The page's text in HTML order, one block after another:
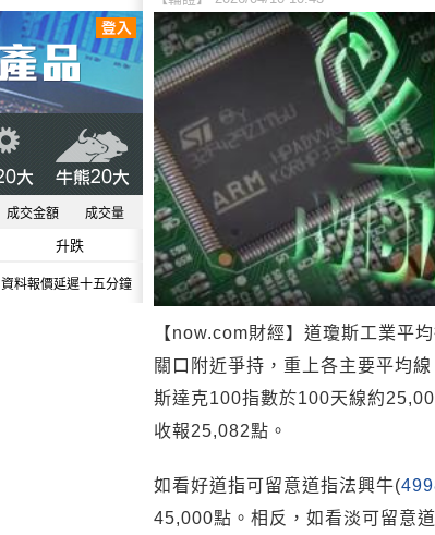
成交金額 成交量
升跌
資料報價延遲十五分鐘
【now.com財經】道瓊斯工業平
關口附近爭持，重上各主要平均
斯達克100指數於100天線約
收報25,082點。
如看好道指可留意道指法興牛(
45,000點。相反，如看淡可留意